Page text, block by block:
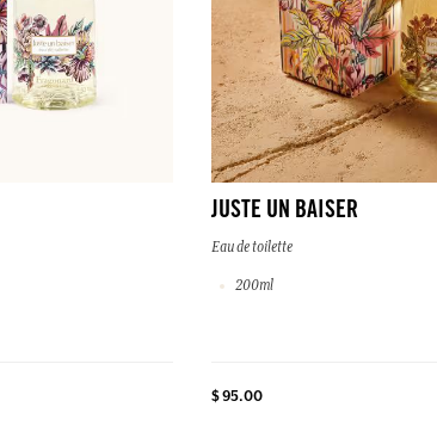
JUSTE UN BAISER
Eau de toilette
200ml
$ 95.00